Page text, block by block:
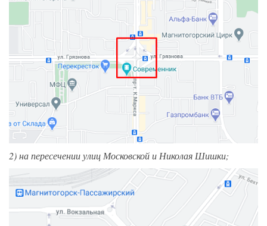
2) на пересечении улиц Московской и Николая Шишки;